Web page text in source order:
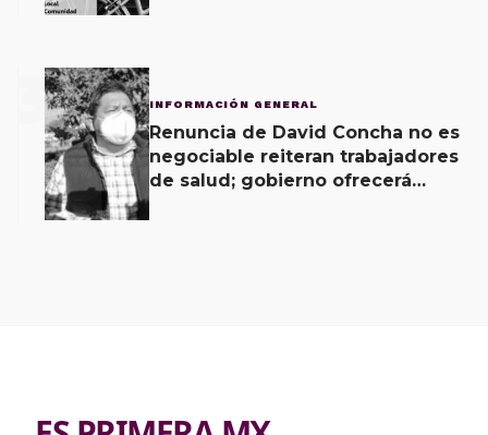
3 INFORMACIÓN GENERAL
Renuncia de David Concha no es
negociable reiteran trabajadores
de salud; gobierno ofrecerá